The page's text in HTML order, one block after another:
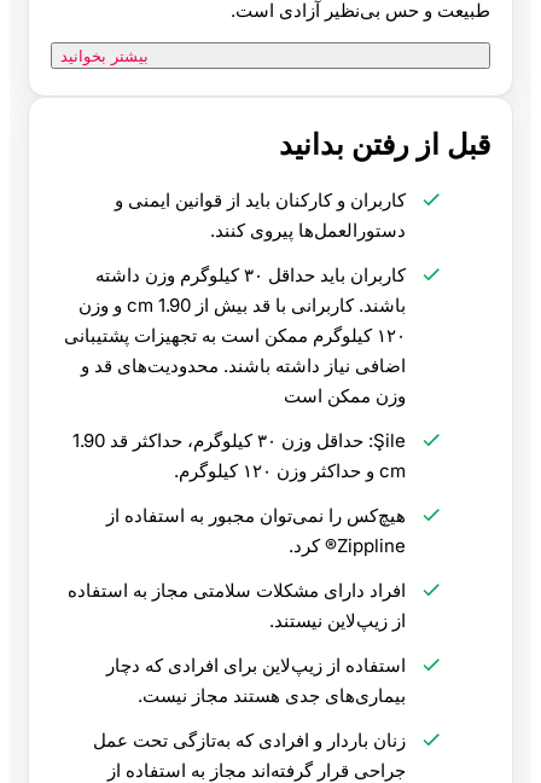
طبیعت و حس بی‌نظیر آزادی است.
بیشتر بخوانید
قبل از رفتن بدانید
کاربران و کارکنان باید از قوانین ایمنی و
دستورالعمل‌ها پیروی کنند.
کاربران باید حداقل ۳۰ کیلوگرم وزن داشته
باشند. کاربرانی با قد بیش از 1.90 cm و وزن
۱۲۰ کیلوگرم ممکن است به تجهیزات پشتیبانی
اضافی نیاز داشته باشند. محدودیت‌های قد و
وزن ممکن است
Şile: حداقل وزن ۳۰ کیلوگرم، حداکثر قد 1.90
cm و حداکثر وزن ۱۲۰ کیلوگرم.
هیچ‌کس را نمی‌توان مجبور به استفاده از
Zippline® کرد.
افراد دارای مشکلات سلامتی مجاز به استفاده
از زیپ‌لاین نیستند.
استفاده از زیپ‌لاین برای افرادی که دچار
بیماری‌های جدی هستند مجاز نیست.
زنان باردار و افرادی که به‌تازگی تحت عمل
جراحی قرار گرفته‌اند مجاز به استفاده از